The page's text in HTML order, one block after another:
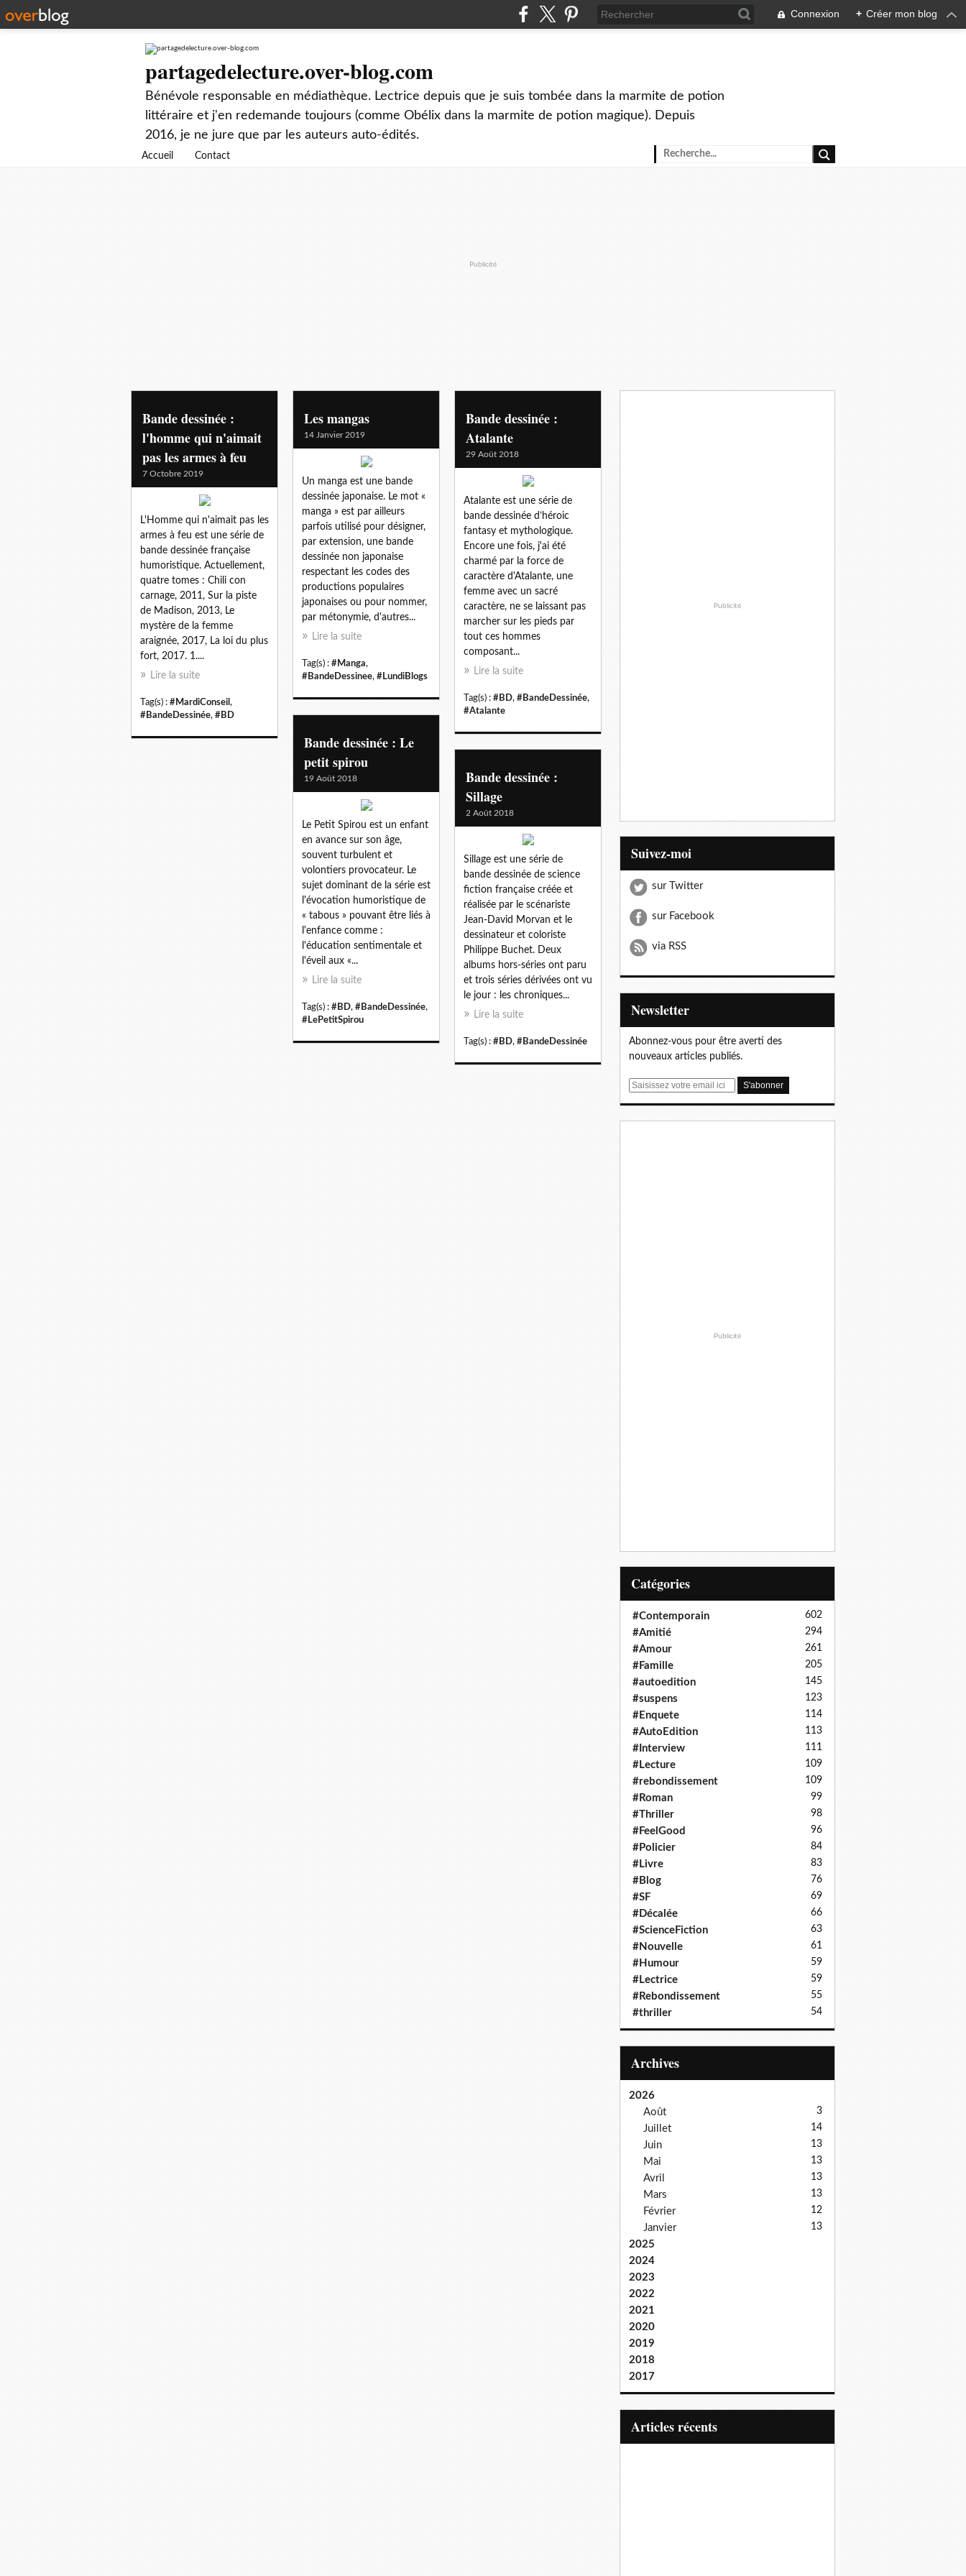
Connexion + Créer mon blog
partagedelecture.over-blog.com
Bénévole responsable en médiathèque. Lectrice depuis que je suis tombée dans la marmite de potion
littéraire et j'en redemande toujours (comme Obélix dans la marmite de potion magique). Depuis
2016, je ne jure que par les auteurs auto-édités.
Accueil Contact
Publicité
bandedessinee
Bande dessinée :
l'homme qui n'aimait
pas les armes à feu
7 Octobre 2019
L'Homme qui n'aimait pas les
armes à feu est une série de
bande dessinée française
humoristique. Actuellement,
quatre tomes : Chili con
carnage, 2011, Sur la piste
de Madison, 2013, Le
mystère de la femme
araignée, 2017, La loi du plus
fort, 2017. 1....
Lire la suite
Tag(s) : #MardiConseil ,
#BandeDessinée, #BD
Les mangas
14 Janvier 2019
Un manga est une bande
dessinée japonaise. Le mot «
manga » est par ailleurs
parfois utilisé pour désigner,
par extension, une bande
dessinée non japonaise
respectant les codes des
productions populaires
japonaises ou pour nommer,
par métonymie, d'autres...
Lire la suite
Tag(s) : #Manga,
#BandeDessinee, #LundiBlogs
Bande dessinée :
Atalante
29 Août 2018
Atalante est une série de
bande dessinée d’héroic
fantasy et mythologique.
Encore une fois, j'ai été
charmé par la force de
caractère d'Atalante, une
femme avec un sacré
caractère, ne se laissant pas
marcher sur les pieds par
tout ces hommes
composant...
Lire la suite
Tag(s) : #BD, #BandeDessinée,
#Atalante
Bande dessinée : Le
petit spirou
19 Août 2018
Le Petit Spirou est un enfant
en avance sur son âge,
souvent turbulent et
volontiers provocateur. Le
sujet dominant de la série est
l'évocation humoristique de
« tabous » pouvant être liés à
l'enfance comme :
l'éducation sentimentale et
l'éveil aux «...
Lire la suite
Tag(s) : #BD, #BandeDessinée,
#LePetitSpirou
Bande dessinée :
Sillage
2 Août 2018
Sillage est une série de
bande dessinée de science
fiction française créée et
réalisée par le scénariste
Jean-David Morvan et le
dessinateur et coloriste
Philippe Buchet. Deux
albums hors-séries ont paru
et trois séries dérivées ont vu
le jour : les chroniques...
Lire la suite
Tag(s) : #BD, #BandeDessinée
Publicité
Suivez-moi
sur Twitter
sur Facebook
via RSS
Newsletter
Abonnez-vous pour être averti des
nouveaux articles publiés.
E
Publicité
Catégories
#Contemporain 602
#Amitié 294
#Amour 261
#Famille 205
#autoedition 145
#suspens 123
#Enquete 114
#AutoEdition 113
#Interview 111
#Lecture 109
#rebondissement 109
#Roman 99
#Thriller 98
#FeelGood 96
#Policier 84
#Livre 83
#Blog 76
#SF 69
#Décalée 66
#ScienceFiction 63
#Nouvelle 61
#Humour 59
#Lectrice 59
#Rebondissement 55
#thriller 54
Archives
2026
Août
3
Juillet 14
Juin 13
Mai 13
Avril 13
Mars 13
Février 12
Janvier 13
2025
2024
2023
2022
2021
2020
2019
2018
2017
articles récents